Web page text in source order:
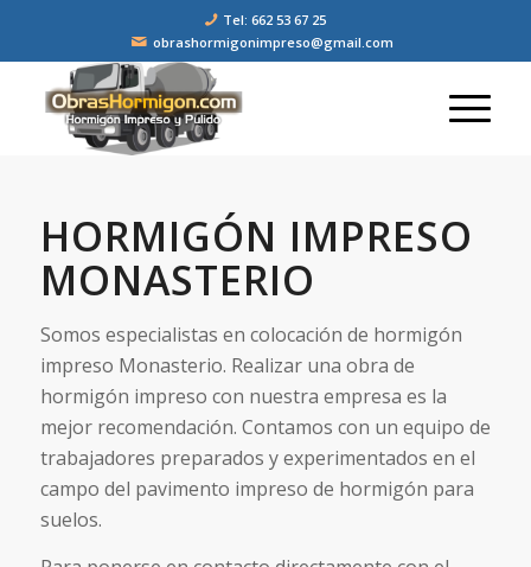
Tel: 662 53 67 25
obrashormigonimpreso@gmail.com
HORMIGÓN IMPRESO
MONASTERIO
Somos especialistas en colocación de hormigón
impreso Monasterio. Realizar una obra de
hormigón impreso con nuestra empresa es la
mejor recomendación. Contamos con un equipo de
trabajadores preparados y experimentados en el
campo del pavimento impreso de hormigón para
suelos.